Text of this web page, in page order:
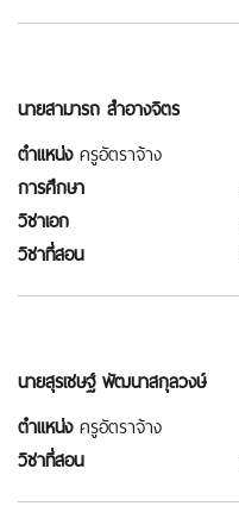
นายสามารถ สำอางจิตร
ตำแหน่งครูอัตราจ้าง
การศึกษา
วิชาเอก
วิชาที่สอน
นายสุรเชษฐ์ พัฒนาสกุลวงษ์
ตำแหน่งครูอัตราจ้าง
วิชาที่สอน